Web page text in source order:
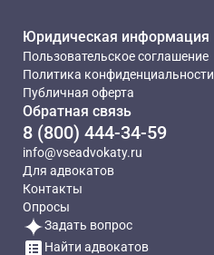
Юридическая информация
Пользовательское соглашение
Политика конфиденциальности
Публичная оферта
Обратная связь
8 (800) 444-34-59
info@vseadvokaty.ru
Для адвокатов
Контакты
Опросы
Задать вопрос
Найти адвокатов